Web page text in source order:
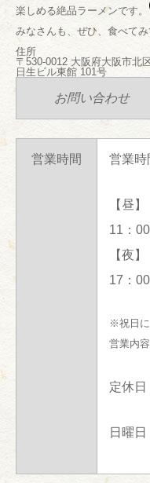
楽しめる絶品ラーメンです。
みなさんも、ぜひ、食べてみ
住所
〒530-0012 大阪府大阪市北
日生ビル東館 101号
お問い合わせ
営業時間 営業時
【昼】
11：
【夜】
17：
※祝日
営業内
定休日
日曜日